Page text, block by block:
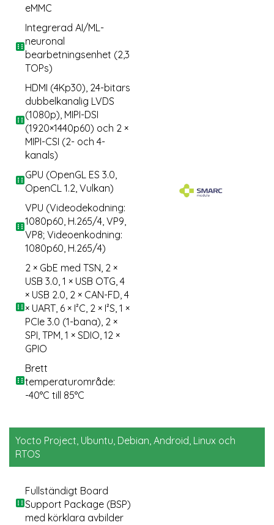
eMMC
Integrerad AI/ML-
neuronal
bearbetningsenhet (2,3
TOPs)
HDMI (4Kp30), 24-bitars
dubbelkanalig LVDS
(1080p), MIPI-DSI
(1920×1440p60) och 2 ×
MIPI-CSI (2- och 4-
kanals)
GPU (OpenGL ES 3.0,
OpenCL 1.2, Vulkan)
VPU (Videodekodning:
1080p60, H.265/4, VP9,
VP8; Videoenkodning:
1080p60, H.265/4)
2 × GbE med TSN, 2 ×
USB 3.0, 1 × USB OTG, 4
× USB 2.0, 2 × CAN-FD, 4
× UART, 6 × I²C, 2 × I²S, 1 ×
PCIe 3.0 (1-bana), 2 ×
SPI, TPM, 1 × SDIO, 12 ×
GPIO
Brett
temperaturområde:
-40°C till 85°C
Yocto Project, Ubuntu, Debian, Android, Linux och
RTOS
Fullständigt Board
Support Package (BSP)
med körklara avbilder